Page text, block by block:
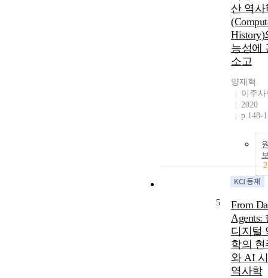
산 역사
History)
능성에
소고
양재혁
이주
2020
p.148-
2
5
From
Agents:
디지털
학의 현
와 AI
역사학